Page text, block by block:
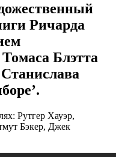
Ричарда
Блэтта
Рутгер Хауэр,
Бэкер, Джек